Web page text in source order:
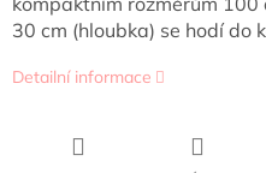
30 cm (hloubka) se hodí do
Detailní informace